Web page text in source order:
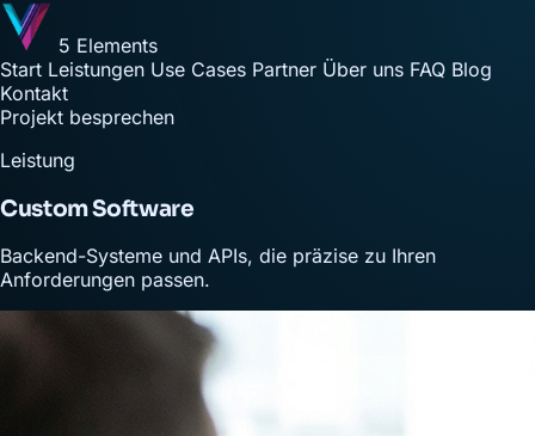
5 Elements
Start Leistungen Use Cases Partner Über uns FAQ Blog
Kontakt
Projekt besprechen
Leistung
Custom Software
Backend-Systeme und APIs, die präzise zu Ihren
Anforderungen passen.